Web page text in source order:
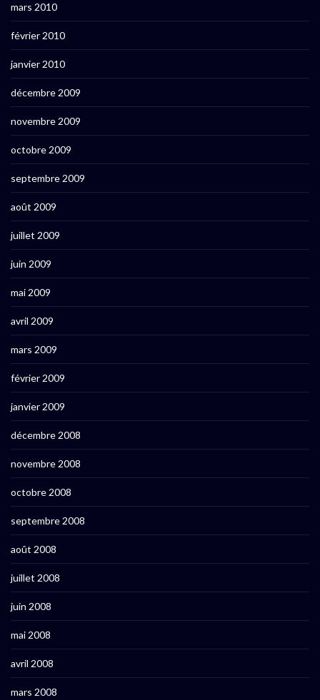
mars 2010
février 2010
janvier 2010
décembre 2009
novembre 2009
octobre 2009
septembre 2009
août 2009
juillet 2009
juin 2009
mai 2009
avril 2009
mars 2009
février 2009
janvier 2009
décembre 2008
novembre 2008
octobre 2008
septembre 2008
août 2008
juillet 2008
juin 2008
mai 2008
avril 2008
mars 2008